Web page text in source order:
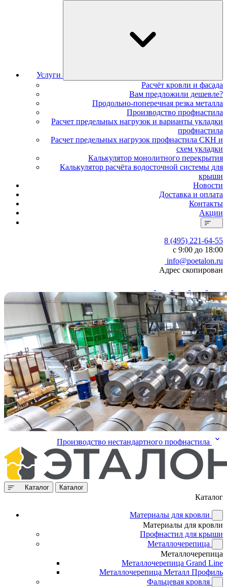
Услуги
Расчёт кровли и фасада
Вам предложили дешевле?
Продольно-поперечная резка металла
Производство профнастила
Расчет предельных нагрузок и варианты укладки
профнастила
Расчет предельных нагрузок профнастила СКН и
схем укладки
Калькулятор монолитного перекрытия
Калькулятор расчёта водосточной системы для
крыши
Новости
Доставка и оплата
Контакты
Акции
8 (495) 221-64-55
с 9:00 до 18:00
info@poetalon.ru
Адрес скопирован
Производство нестандартного профнастила
Каталог Каталог
Каталог
Материалы для кровли
Материалы для кровли
Профнастил для крыши
Металлочерепица
Металлочерепица
Металлочерепица Grand Line
Металлочерепица Металл Профиль
Фальцевая кровля